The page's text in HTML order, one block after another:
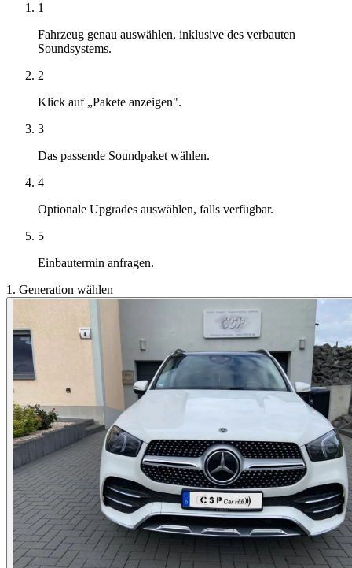
1
Fahrzeug genau auswählen, inklusive des verbauten
Soundsystems.
2
Klick auf „Pakete anzeigen".
3
Das passende Soundpaket wählen.
4
Optionale Upgrades auswählen, falls verfügbar.
5
Einbautermin anfragen.
1. Generation wählen